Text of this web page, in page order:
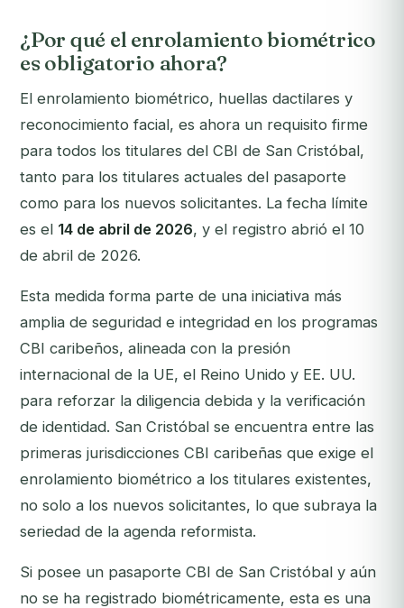
¿Por qué el enrolamiento biométrico
es obligatorio ahora?
El enrolamiento biométrico, huellas dactilares y
reconocimiento facial, es ahora un requisito firme
para todos los titulares del CBI de San Cristóbal,
tanto para los titulares actuales del pasaporte
como para los nuevos solicitantes. La fecha límite
es el 14 de abril de 2026, y el registro abrió el 10
de abril de 2026.
Esta medida forma parte de una iniciativa más
amplia de seguridad e integridad en los programas
CBI caribeños, alineada con la presión
internacional de la UE, el Reino Unido y EE. UU.
para reforzar la diligencia debida y la verificación
de identidad. San Cristóbal se encuentra entre las
primeras jurisdicciones CBI caribeñas que exige el
enrolamiento biométrico a los titulares existentes,
no solo a los nuevos solicitantes, lo que subraya la
seriedad de la agenda reformista.
Si posee un pasaporte CBI de San Cristóbal y aún
no se ha registrado biométricamente, esta es una